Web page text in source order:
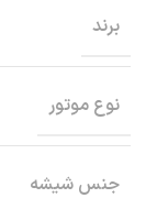
برند
نوع موتور
جنس شیشه